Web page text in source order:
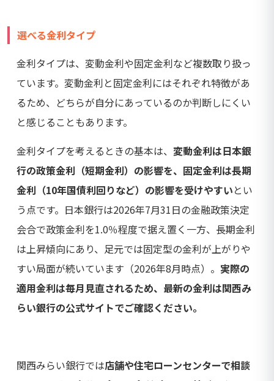
選べる金利タイプ
金利タイプは、変動金利や固定金利など複数取り扱っ
ています。変動金利と固定金利にはそれぞれ特徴があ
るため、どちらが自分にあっているのか判断しにくい
と感じることもあります。
金利タイプを考えるときの基本は、 変動金利は日本銀
行の政策金利（短期金利）の影響を、固定金利は長期
金利（10年国債利回りなど）の影響を受けやすいとい
う点です。日本銀行は2026年7月31日の金融政策決定
会合で政策金利を1.0％程度で据え置く一方、長期金利
は上昇傾向にあり、足元では固定型の金利が上がりや
すい局面が続いています（2026年8月時点）。 実際の
適用金利は毎月見直されるため、最新の金利は関西み
らい銀行の公式サイトでご確認ください。
関西みらい銀行では店舗や住宅ローンセンターで相談